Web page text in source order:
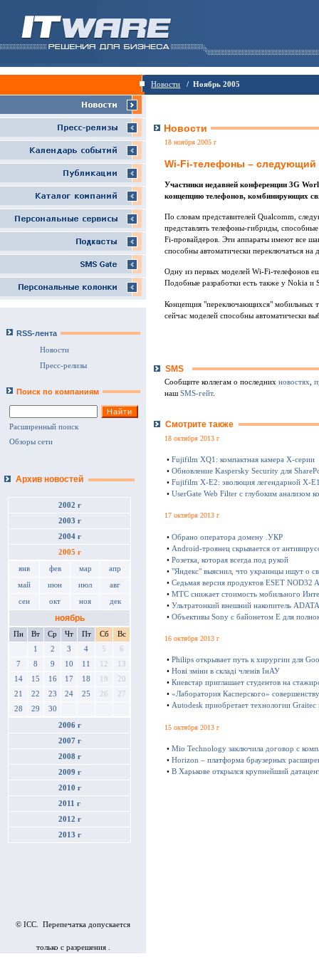
Новости / Ноябрь 2005
RSS-лента
Новости
Пресс-релизы
Поиск по компаниям
Расширенный поиск
Обзоры сети
Архив новостей
2002 г
2003 г
2004 г
2005 г
янв фев мар апр
май июн июл авг
сен окт ноя дек
ноябрь
Пн Вт Ср Чт Пт Сб
Вс
1
2 3 4 5
6
7
8 9 10 11 12
13
14
15 16 17 18 19
20
21
22 23 24 25 26
27
28
29 30
2006 г
2007 г
2008 г
2009 г
2010 г
2011 г
2012 г
2013 г
© ICC. Перепечатка допускается
только с разрешения .
Новости
18 ноября 2005 г
Wi-Fi-телефоны – следующий
Участники недавней конференции 3G
концепцию телефонов, комбинирующих
По словам представителей Qualcomm,
представлять телефоны-гибриды,
Fi-провайдеров. Эти аппараты имеют все
способны автоматически переключаться на
Одну из первых моделей Wi-Fi-телефонов
Подобные разработки есть также у Nokia и
Концепция "переключающихся" мобильных
сейчас моделей способны автоматически
SMS
Сообщите коллегам о последних новостях,
нашSMS-гейт.
Смотрите также
18 октября 2013 г
• Fujifilm XQ1: компактная камера Х-серии
• Обновление Kaspersky Security для
• Fujifilm X-E2: эволюция легендарной X-
• UserGate Web Filter с глубоким анализом
17 октября 2013 г
• Обрано оператора домену .УКР
• Android-троянец скрывается от
• Розетка, которая всегда под рукой
• "Яндекс" выяснил, что украинцы ищут о
• Седьмая версия продуктов ESET NOD32
• МТС снижает стоимость мобильного
• Ультратонкий внешний накопитель
• Объективы Sony с байонетом E для
16 октября 2013 г
• Philips открывает путь к хирургии для
• Нові зміни в складі членів ІнАУ
• Киевстар приглашает студентов на
• «Лаборатория Касперского»
• Autodesk приобретает технологии
15 октября 2013 г
• Mio Technology заключила договор с
• Horizon – платформа браузерных
• В Харькове открылся крупнейший